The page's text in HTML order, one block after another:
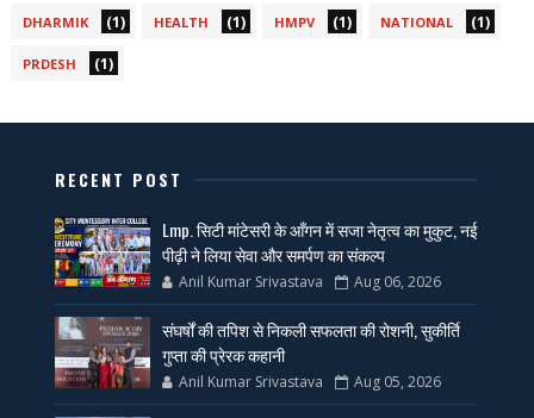
DHARMIK (1) HEALTH (1) HMPV (1) NATIONAL (1)
PRDESH (1)
RECENT POST
Lmp. सिटी मांटेसरी के आँगन में सजा नेतृत्व का मुकुट, नई
पीढ़ी ने लिया सेवा और समर्पण का संकल्प
Anil Kumar Srivastava Aug 06, 2026
संघर्षों की तपिश से निकली सफलता की रोशनी, सुकीर्ति
गुप्ता की प्रेरक कहानी
Anil Kumar Srivastava Aug 05, 2026